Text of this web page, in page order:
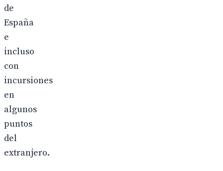
de
España
e
incluso
con
incursiones
en
algunos
puntos
del
extranjero.